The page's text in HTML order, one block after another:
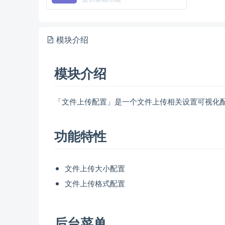
模块介绍
模块介绍
「文件上传配置」是一个文件上传相关设置可视化
功能特性
文件上传大小配置
文件上传格式配置